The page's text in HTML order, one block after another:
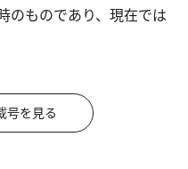
のものであり、現在では
号を見る